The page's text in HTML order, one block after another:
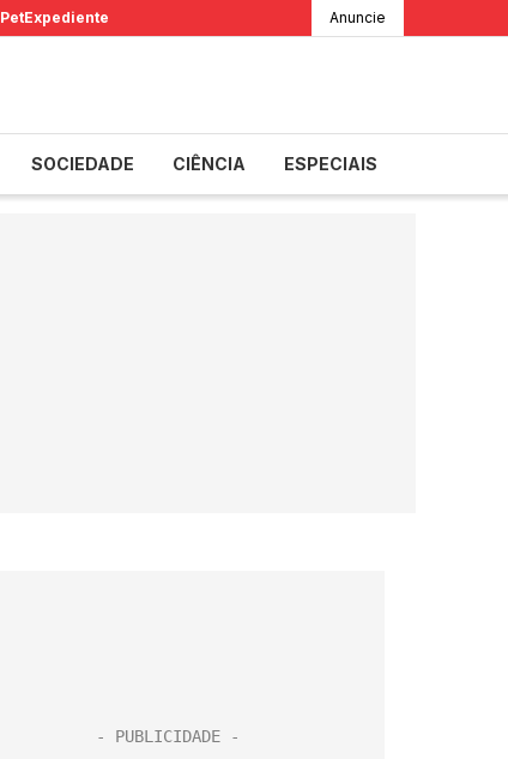
PetExpediente Anuncie
SOCIEDADE CIÊNCIA ESPECIAIS